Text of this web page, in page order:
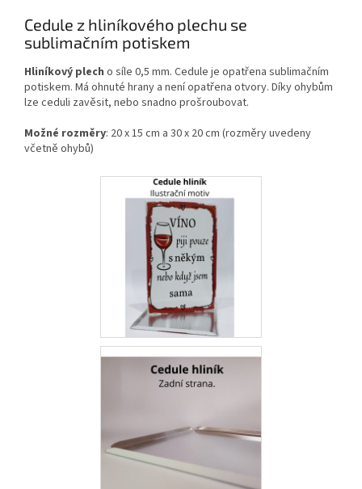
Cedule z hliníkového plechu se
sublimačním potiskem
Hliníkový plech o síle 0,5 mm. Cedule je opatřena sublimačním
potiskem. Má ohnuté hrany a není opatřena otvory. Díky ohybům
lze ceduli zavěsit, nebo snadno prošroubovat.
Možné rozměry: 20 x 15 cm a 30 x 20 cm (rozměry uvedeny
včetně ohybů)